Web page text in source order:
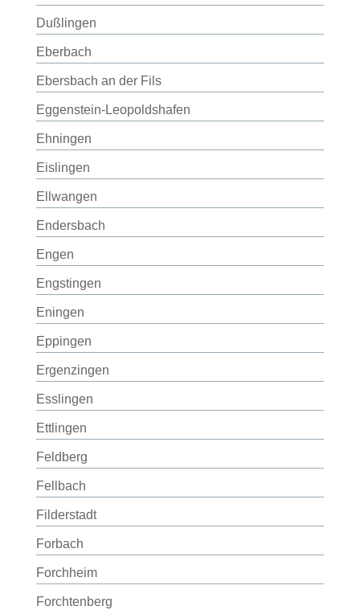
Dußlingen
Eberbach
Ebersbach an der Fils
Eggenstein-Leopoldshafen
Ehningen
Eislingen
Ellwangen
Endersbach
Engen
Engstingen
Eningen
Eppingen
Ergenzingen
Esslingen
Ettlingen
Feldberg
Fellbach
Filderstadt
Forbach
Forchheim
Forchtenberg